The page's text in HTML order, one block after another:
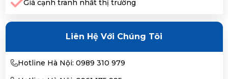
Giá cạnh tranh nhất thị trường
Liên Hệ Với Chúng Tôi
Hotline Hà Nội: 0989 310 979